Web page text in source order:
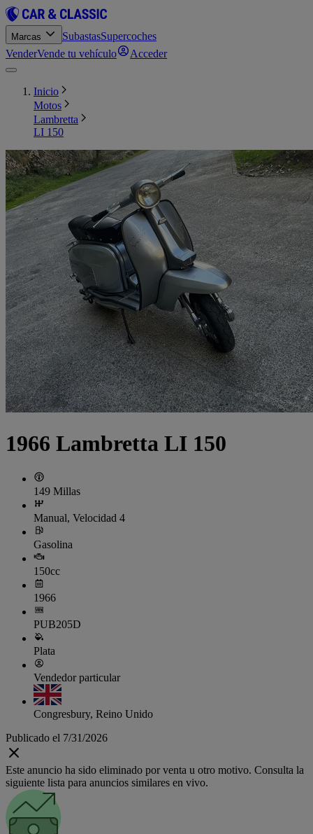
Marcas SubastasSupercoches
VenderVende tu vehículo Acceder
Inicio
Motos
Lambretta
LI 150
1966 Lambretta LI 150
149 Millas
Manual, Velocidad 4
Gasolina
150cc
1966
PUB205D
Plata
Vendedor particular
Congresbury, Reino Unido
Publicado el 7/31/2026
Este anuncio ha sido eliminado por venta u otro motivo. Consulta la
siguiente lista para anuncios similares en vivo.